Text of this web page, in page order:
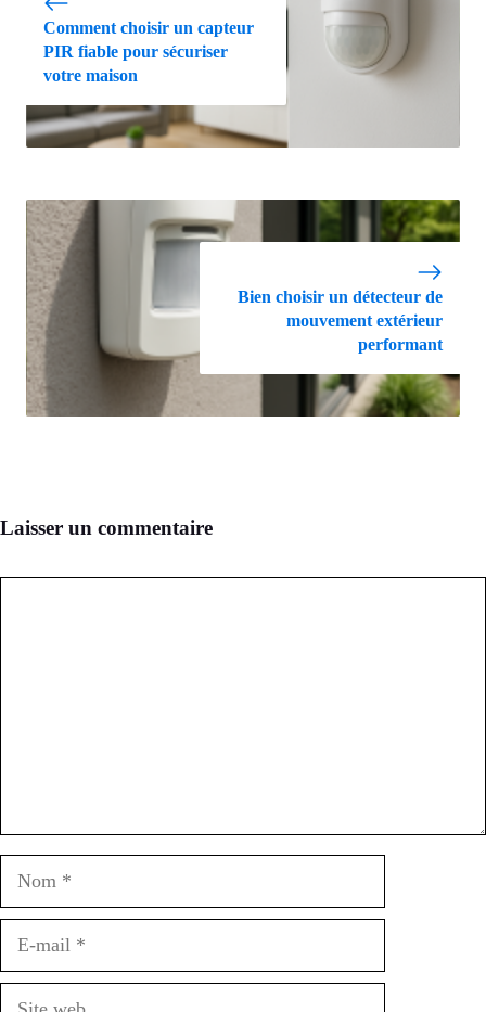
Comment choisir un capteur
PIR fiable pour sécuriser
votre maison
Bien choisir un détecteur de
mouvement extérieur
performant
Laisser un commentaire